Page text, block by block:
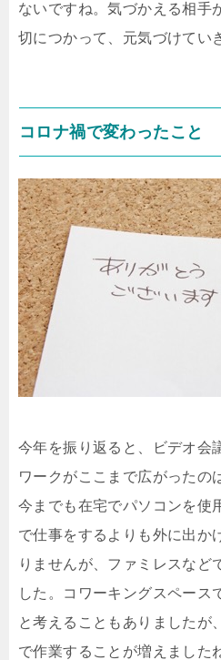
ないですね。気づかえる相手
切につかって、元気づけてい
コロナ禍で変わったこと
今年を振り返ると、ビデオ会
ワークがここまで広がったの
今までも在宅でパソコンを使
で仕事をするよりも外に出か
りませんが、ファミレスなど
した。コワーキングスペース
と考えることもありましたが
で作業することが増えました